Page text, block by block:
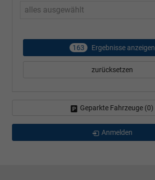
alles ausgewählt
163 Ergebnisse anzeigen
zurücksetzen
Geparkte Fahrzeuge (0)
Anmelden